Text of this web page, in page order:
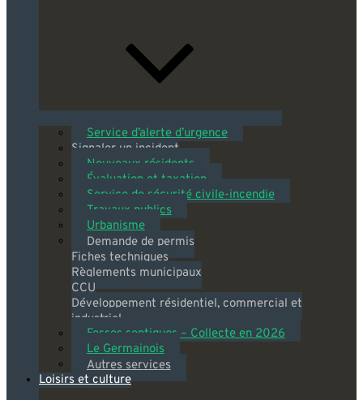
Service d’alerte d’urgence
Signaler un incident
Nouveaux résidents
Évaluation et taxation
Service de sécurité civile-incendie
Travaux publics
Urbanisme
Demande de permis
Fiches techniques
Règlements municipaux
CCU
Développement résidentiel, commercial et
industriel
Fosses septiques – Collecte en 2026
Le Germainois
Autres services
Loisirs et culture